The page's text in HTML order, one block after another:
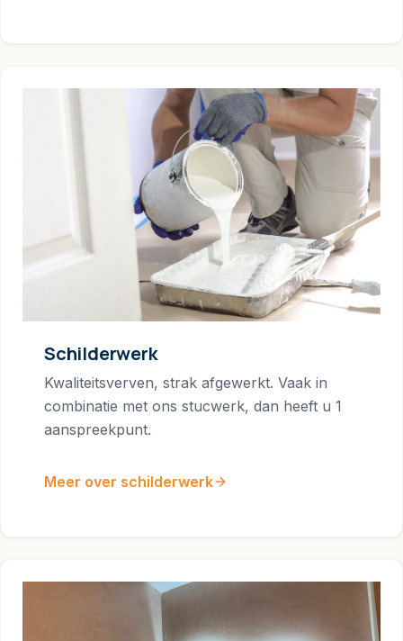
Schilderwerk
Kwaliteitsverven, strak afgewerkt. Vaak in
combinatie met ons stucwerk, dan heeft u 1
aanspreekpunt.
Meer over schilderwerk